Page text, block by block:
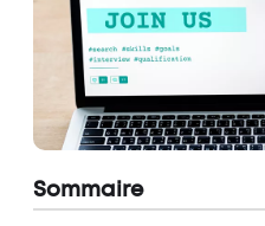
Sommaire